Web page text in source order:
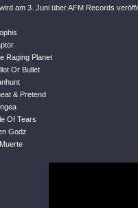
am 3. Juni über AFM Records
Raging Planet
Or Bullet
& Pretend
Of Tears
Godz